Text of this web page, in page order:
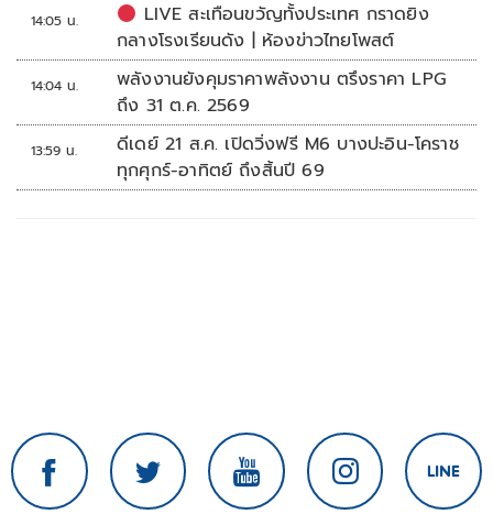
14:05 น.
LIVE สะเทือนขวัญทั้งประเทศ กราดยิง
กลางโรงเรียนดัง | ห้องข่าวไทยโพสต์
14:04 น.
พลังงานยังคุมราคาพลังงาน ตรึงราคา LPG
ถึง 31 ต.ค. 2569
13:59 น.
ดีเดย์ 21 ส.ค. เปิดวิ่งฟรี M6 บางปะอิน-โคราช
ทุกศุกร์-อาทิตย์ ถึงสิ้นปี 69